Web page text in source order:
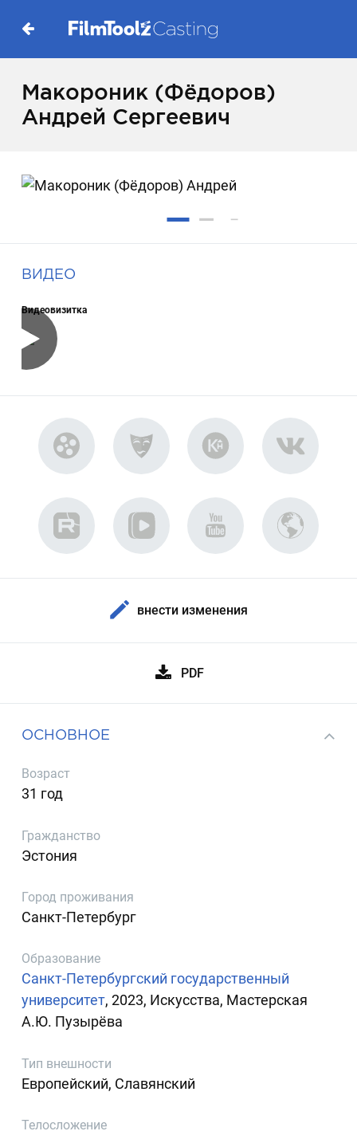
Макороник (Фёдоров)
Андрей Сергеевич
ВИДЕО
Видеовизитка
внести изменения
PDF
ОСНОВНОЕ
Возраст
31 год
Гражданство
Эстония
Город проживания
Санкт-Петербург
Образование
Санкт-Петербургский государственный
университет, 2023, Искусства, Мастерская
А.Ю. Пузырёва
Тип внешности
Европейский, Славянский
Телосложение